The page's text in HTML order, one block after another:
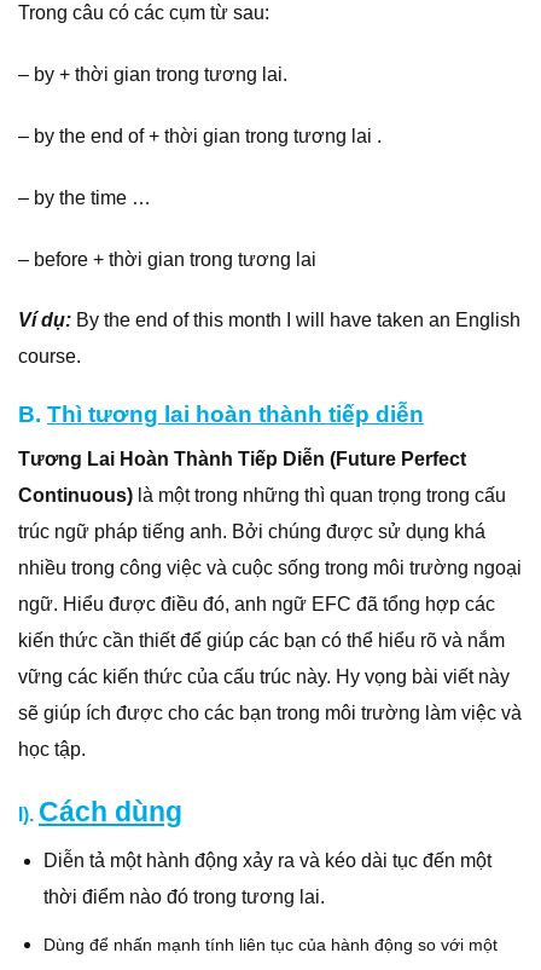
Trong câu có các cụm từ sau:
– by + thời gian trong tương lai.
– by the end of + thời gian trong tương lai .
– by the time …
– before + thời gian trong tương lai
Ví dụ: By the end of this month I will have taken an English
course.
B. Thì tương lai hoàn thành tiếp diễn
Tương Lai Hoàn Thành Tiếp Diễn (Future Perfect
Continuous) là một trong những thì quan trọng trong cấu
trúc ngữ pháp tiếng anh. Bởi chúng được sử dụng khá
nhiều trong công việc và cuộc sống trong môi trường ngoại
ngữ. Hiểu được điều đó, anh ngữ EFC đã tổng hợp các
kiến thức cần thiết để giúp các bạn có thể hiểu rõ và nắm
vững các kiến thức của cấu trúc này. Hy vọng bài viết này
sẽ giúp ích được cho các bạn trong môi trường làm việc và
học tập.
I). Cách dùng
Diễn tả một hành động xảy ra và kéo dài tục đến một
thời điểm nào đó trong tương lai.
Dùng để nhấn mạnh tính liên tục của hành động so với một